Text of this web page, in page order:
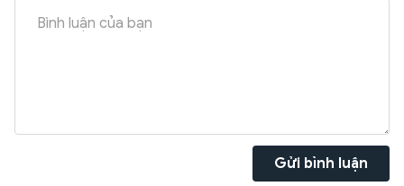
Gửi bình luận